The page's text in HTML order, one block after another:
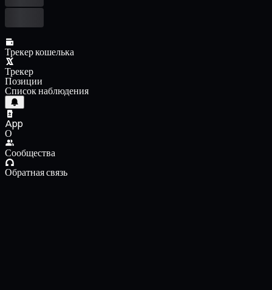
Трекер кошелька
Трекер
Позиции
Список наблюдения
App
О
Сообщества
Обратная связь